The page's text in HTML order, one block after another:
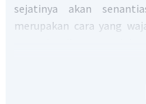
sejatinya akan
merupakan cara yang
mencapai kesepakatan
antara dua pihak